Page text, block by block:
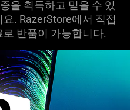
을 획득하고 믿을 수 있
. RazerStore에서 직접
반품이 가능합니다.